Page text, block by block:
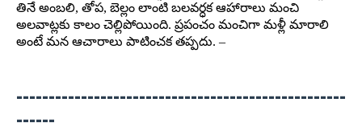
తినే అంబలి, తోప, బెల్లం లాంటి బలవర్ధక ఆహారాలు మంచి
అలవాట్లకు కాలం చెల్లిపోయింది. ప్రపంచం మంచిగా మళ్లీ మారాలి
అంటే మన ఆచారాలు పాటించక తప్పదు. –
---------------------------------------------------